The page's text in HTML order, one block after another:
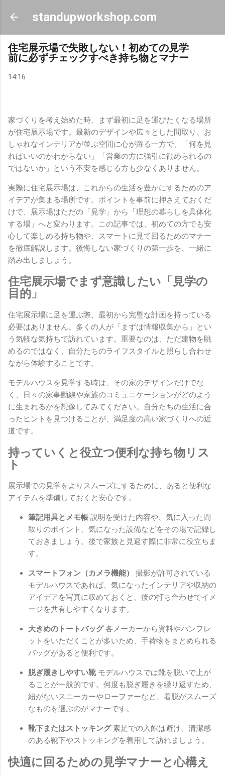
スキップしてメイン コンテンツに移動
standupworkshop.com
住宅展示場で失敗しない！初めての見学
前に必ずチェックすべき持ち物とマナー
14:16
家づくりを考え始めた時、まず最初に足を運びたくなる場所
が住宅展示場です。最新のデザインや広々とした間取り、お
しゃれなインテリアが並ぶ空間に心が躍る一方で、「何を見
ればいいのかわからない」「営業の方に強引に勧められるの
ではないか」という不安を感じる方も少なくありません。
実際に住宅展示場は、これからの生活を豊かにするためのア
イデアが集まる場所です。ポイントを事前に押さえておくだ
けで、展示場はただの「見学」から「理想の暮らしを具体化
する場」へと変わります。この記事では、初めての方でも安
心して楽しめる持ち物や、スマートに見て回るためのマナー
を徹底解説します。後悔しない家づくりの第一歩を、一緒に
踏み出しましょう。
住宅展示場でまず意識したい「見学の
目的」
住宅展示場に足を運ぶ際、最初から完璧な計画を持っている
必要はありません。多くの人が「まずは情報収集から」とい
う気軽な気持ちで訪れています。重要なのは、ただ建物を眺
めるのではなく、自分たちのライフスタイルと照らし合わせ
ながら体験することです。
モデルハウスを見学する時は、その家のデザインだけでな
く、日々の家事動線や家族のコミュニケーションがどのよう
に生まれるかを想像してみてください。自分たちの生活に合
ったヒントを見つけることが、満足度の高い家づくりへの近
道です。
持っていくと役立つ便利な持ち物リス
ト
展示場での見学をよりスムーズにするために、あると便利な
アイテムを準備しておくと安心です。
筆記用具とメモ帳 説明を受けた内容や、気に入った間
取りのポイント、気になった設備などをその場で記録し
ておきましょう。後で家族と見返す際に非常に役立ちま
す。
スマートフォン（カメラ機能）
撮影が許可されている
モデルハウスであれば、気になったインテリアや収納の
アイデアを写真に収めておくと、後の打ち合わせでイメ
ージを共有しやすくなります。
大きめのトートバッグ各メーカーから資料やパンフレ
ットをいただくことが多いため、手荷物をまとめられる
バッグがあると便利です。
脱ぎ履きしやすい靴モデルハウスでは靴を脱いで上が
ることが一般的です。何度も脱ぎ履きを繰り返すため、
紐がないスニーカーやローファーなど、着脱がスムーズ
なものを選ぶのがマナーです。
靴下またはストッキング素足での入館は避け、清潔感
のある靴下やストッキングを着用して訪れましょう。
快適に回るための見学マナーと心構え